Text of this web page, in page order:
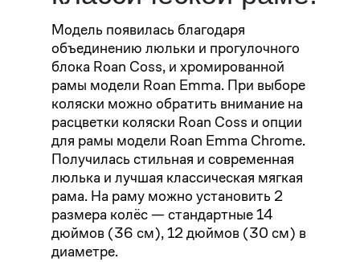
Модель появилась благодаря
объединению люльки и прогулочного
блока Roan Coss, и хромированной
рамы модели Roan Emma. При выборе
коляски можно обратить внимание на
расцветки коляски Roan Coss и опции
для рамы модели Roan Emma Chrome.
Получилась стильная и современная
люлька и лучшая классическая мягкая
рама. На раму можно установить 2
размера колёс — стандартные 14
дюймов (36 см), 12 дюймов (30 см) в
диаметре.